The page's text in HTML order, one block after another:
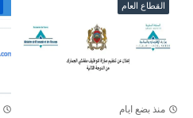
القطاع العام
منذ بضع ايام